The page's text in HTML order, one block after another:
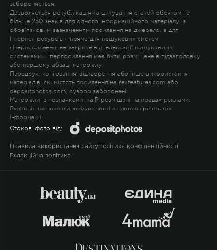
забороняється.
Дозволяється републікація та цитування статей обсягом не
більше 250 знаків для одного інформаційного матеріалу, з
обов'язковим зазначенням посилання на джерело, а для
Інтернет-ресурсів – пряме для пошукових систем
гіперпосилання, не закрите від індексації пошуковими
системами. Гіперпосилання має бути розміщене в підзаголовку
або першому абзаці матеріалу.
Передрук, копіювання, відтворення або інше використання
матеріалів, які містять посилання на rexfeatures.com або
depositphotos.com, суворо заборонені.
Матеріали із позначками! та P розміщені на правах реклами.
Редакція не несе відповідальності за достовірність цієї
інформації.
Стокові фото від:
Правила використання сайту Політика конфіденційності
Редакційна політика